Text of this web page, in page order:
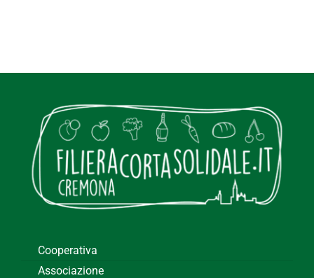
Cooperativa
Associazione